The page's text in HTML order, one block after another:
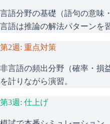
言語分野の基礎（語句の意味
言語は推論の解法パターンを
第2週: 重点対策
非言語の頻出分野（確率・損
を計りながら演習。
第3週: 仕上げ